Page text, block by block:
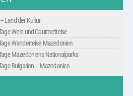
Land der Kultur
Wein und Gourmetreise
Wanderreise Mazedonien
Mazedoniens Nationalparks
Bulgarien – Mazedonien